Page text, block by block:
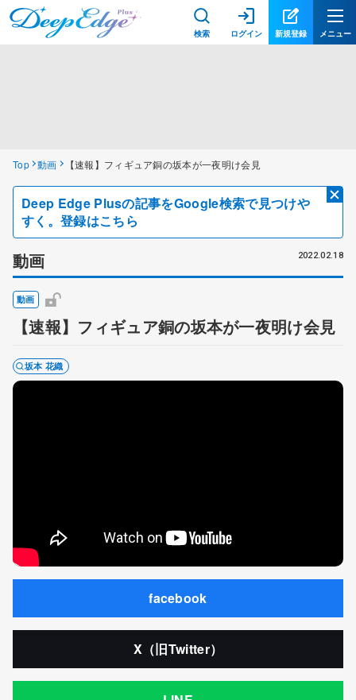
検索 ログイン 新規登録 メニュー
Top 動画 【速報】フィギュア銅の坂本が一夜明け会見
Deep Edge Plusの記事をGoogle検索で見つけや
すく。登録はこちら
動画 2022.02.18
動画
【速報】フィギュア銅の坂本が一夜明け会見
坂本 花織
facebook
X（旧Twitter）